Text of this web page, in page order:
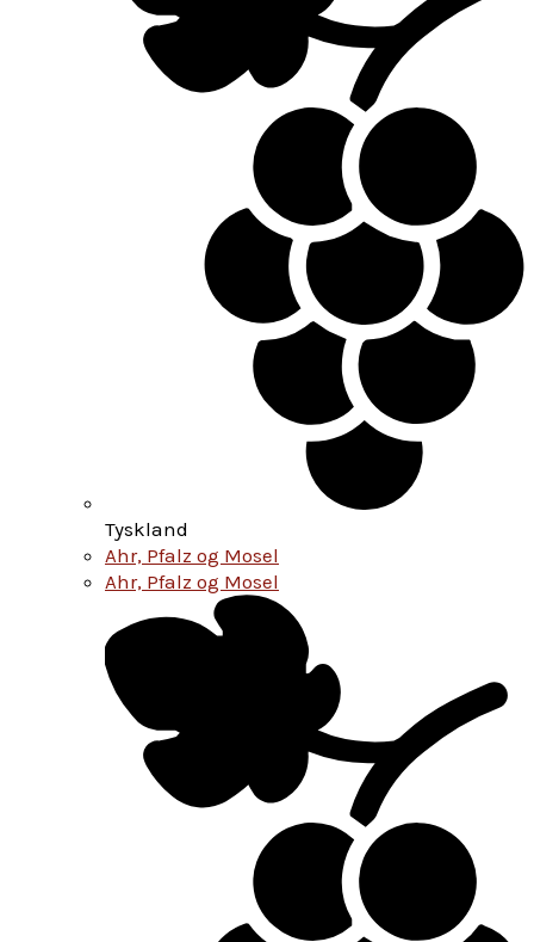
Tyskland
Ahr, Pfalz og Mosel
Ahr, Pfalz og Mosel